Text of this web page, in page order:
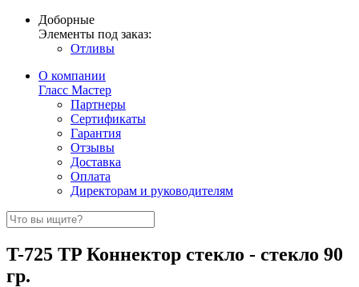
Доборные
Элементы под заказ:
Отливы
О компании
Гласс Мастер
Партнеры
Сертификаты
Гарантия
Отзывы
Доставка
Оплата
Директорам и руководителям
T-725 TP Коннектор стекло - стекло 90
гр.